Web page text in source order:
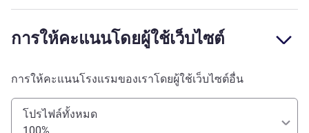
การให้คะแนนโดยผู้ใช้เว็บไซต์
การให้คะแนนโรงแรมของเราโดยผู้ใช้เว็บไซต์อื่น
โปรไฟล์ทั้งหมด